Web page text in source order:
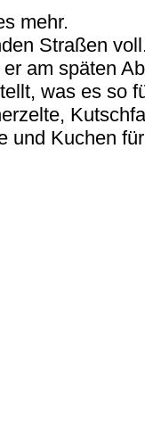
mehr.
Straßen
am späten
was es so
und Kuchen